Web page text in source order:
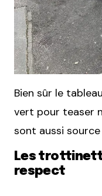
Bien sûr le
vert pour teaser
sont aussi
Les
respect